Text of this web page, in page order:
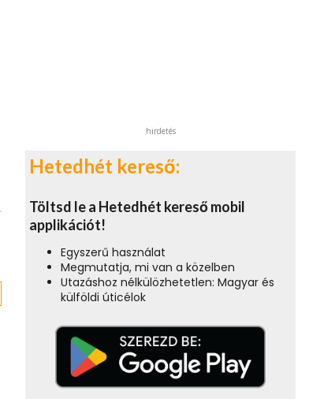
hirdetés
Hetedhét kereső:
Töltsd le a Hetedhét kereső mobil
applikációt!
Egyszerű használat
Megmutatja, mi van a közelben
Utazáshoz nélkülözhetetlen: Magyar és
külföldi úticélok